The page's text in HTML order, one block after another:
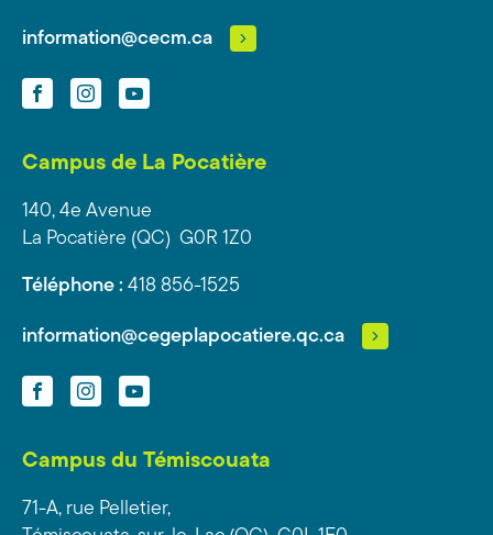
information@cecm.ca
FacebookInstagramYouTube
Campus de La Pocatière
140, 4e Avenue
La Pocatière (QC) G0R 1Z0
Téléphone : 418 856-1525
information@cegeplapocatiere.qc.ca
FacebookInstagramYouTube
Campus du Témiscouata
71-A, rue Pelletier,